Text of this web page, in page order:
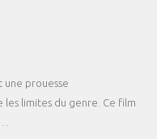
une prouesse
limites du genre. Ce film